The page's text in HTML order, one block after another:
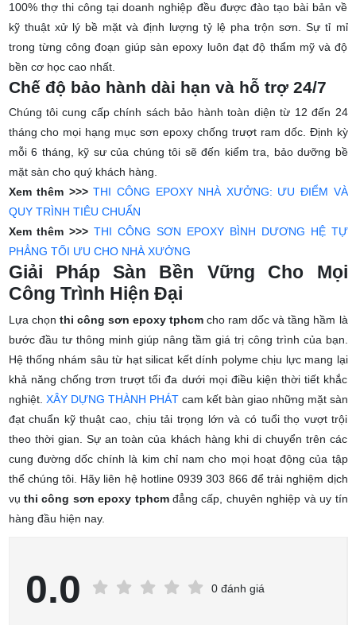
100% thợ thi công tại doanh nghiệp đều được đào tạo bài bản về
kỹ thuật xử lý bề mặt và định lượng tỷ lệ pha trộn sơn. Sự tỉ mỉ
trong từng công đoạn giúp sàn epoxy luôn đạt độ thẩm mỹ và độ
bền cơ học cao nhất.
Chế độ bảo hành dài hạn và hỗ trợ 24/7
Chúng tôi cung cấp chính sách bảo hành toàn diện từ 12 đến 24
tháng cho mọi hạng mụcsơn epoxy chống trượt ram dốc. Định kỳ
mỗi 6 tháng, kỹ sư của chúng tôi sẽ đến kiểm tra, bảo dưỡng bề
mặt sàn cho quý khách hàng.
Xem thêm >>>THI CÔNG EPOXY NHÀ XƯỞNG: ƯU ĐIỂM VÀ
QUY TRÌNH TIÊU CHUẨN
Xem thêm >>>THI CÔNG SƠN EPOXY BÌNH DƯƠNG HỆ TỰ
PHẲNG TỐI ƯU CHO NHÀ XƯỞNG
Giải Pháp Sàn Bền Vững Cho Mọi
Công Trình Hiện Đại
Lựa chọn thi công sơn epoxy tphcmcho ram dốc và tầng hầm là
bước đầu tư thông minh giúp nâng tầm giá trị công trình của bạn.
Hệ thống nhám sâu từ hạt silicat kết dính polyme chịu lực mang lại
khả năng chống trơn trượt tối đa dưới mọi điều kiện thời tiết khắc
nghiệt. XÂY DỰNG THÀNH PHÁTcam kết bàn giao những mặt sàn
đạt chuẩn kỹ thuật cao, chịu tải trọng lớn và có tuổi thọ vượt trội
theo thời gian. Sự an toàn của khách hàng khi di chuyển trên các
cung đường dốc chính là kim chỉ nam cho mọi hoạt động của tập
thể chúng tôi. Hãy liên hệ hotline 0939 303 866 để trải nghiệm dịch
vụ thi công sơn epoxy tphcmđẳng cấp, chuyên nghiệp và uy tín
hàng đầu hiện nay.
0.0 0 đánh giá